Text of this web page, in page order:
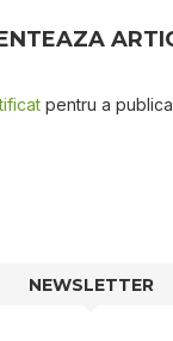
pentru a
NEWSLETTER